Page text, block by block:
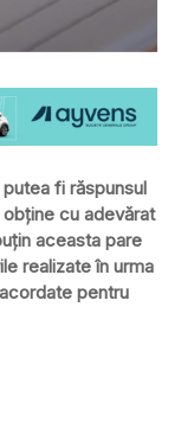
fi răspunsul
cu adevărat
aceasta pare
realizate în urma
pentru